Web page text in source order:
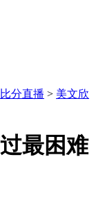
分直播 > 美文欣
最困难